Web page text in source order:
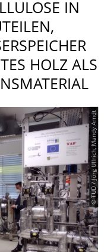
IN
HOLZ ALS
© TUD / Jörg Ullrich, Mandy Arndt